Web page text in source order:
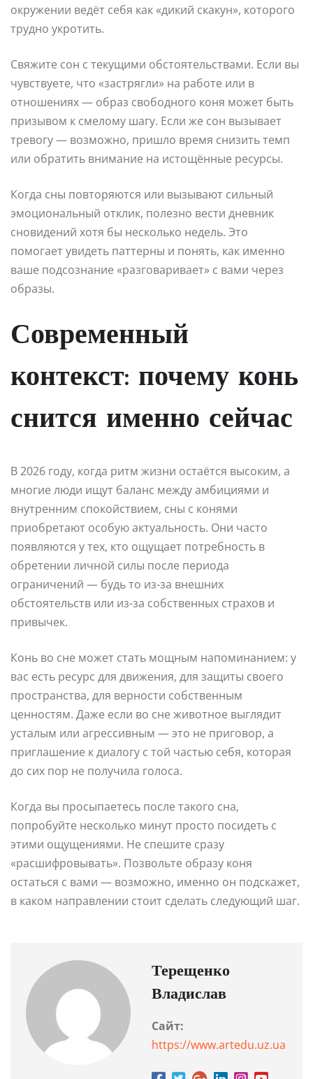
окружении ведёт себя как «дикий скакун», которого
трудно укротить.
Свяжите сон с текущими обстоятельствами. Если вы
чувствуете, что «застрягли» на работе или в
отношениях — образ свободного коня может быть
призывом к смелому шагу. Если же сон вызывает
тревогу — возможно, пришло время снизить темп
или обратить внимание на истощённые ресурсы.
Когда сны повторяются или вызывают сильный
эмоциональный отклик, полезно вести дневник
сновидений хотя бы несколько недель. Это
помогает увидеть паттерны и понять, как именно
ваше подсознание «разговаривает» с вами через
образы.
Современный
контекст: почему конь
снится именно сейчас
В 2026 году, когда ритм жизни остаётся высоким, а
многие люди ищут баланс между амбициями и
внутренним спокойствием, сны с конями
приобретают особую актуальность. Они часто
появляются у тех, кто ощущает потребность в
обретении личной силы после периода
ограничений — будь то из-за внешних
обстоятельств или из-за собственных страхов и
привычек.
Конь во сне может стать мощным напоминанием: у
вас есть ресурс для движения, для защиты своего
пространства, для верности собственным
ценностям. Даже если во сне животное выглядит
усталым или агрессивным — это не приговор, а
приглашение к диалогу с той частью себя, которая
до сих пор не получила голоса.
Когда вы просыпаетесь после такого сна,
попробуйте несколько минут просто посидеть с
этими ощущениями. Не спешите сразу
«расшифровывать». Позвольте образу коня
остаться с вами — возможно, именно он подскажет,
в каком направлении стоит сделать следующий шаг.
Терещенко
Владислав
Сайт:
https://www.artedu.uz.ua